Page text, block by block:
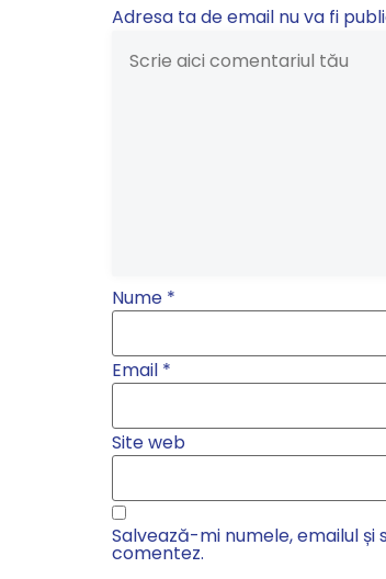
Adresa ta de email nu va fi
Nume *
Email *
Site web
Salvează-mi numele, emailul
comentez.